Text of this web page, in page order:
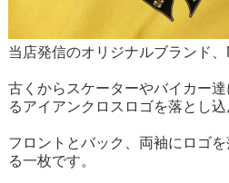
当店発信のオリジナルブランド、
古くからスケーターやバイカー
るアイアンクロスロゴを落とし込
フロントとバック、両袖にロゴ
る一枚です。